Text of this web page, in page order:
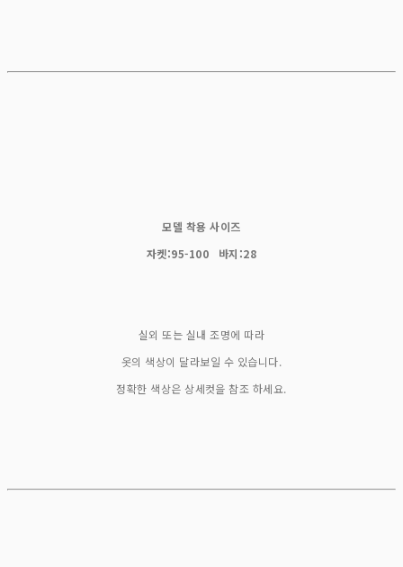
모델 착용 사이즈
자켓:95-100 바지:28
실외 또는 실내 조명에 따라
옷의 색상이 달라보일 수 있습니다.
정확한 색상은 상세컷을 참조 하세요.